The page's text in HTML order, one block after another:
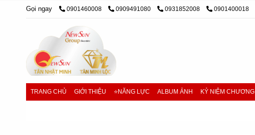
Gọi ngay 0901460008 0909491080 0931852008 0901400018
TRANG CHỦ GIỚI THIỆU ⭐NĂNG LỰC ALBUM ẢNH KỶ NIỆM CHƯƠNG